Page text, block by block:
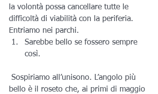
la volontà possa cancellare tutte le
difficoltà di viabilità con la periferia.
Entriamo nei parchi.
Sarebbe bello se fossero sempre
così.
bello è il roseto che, ai primi di maggio